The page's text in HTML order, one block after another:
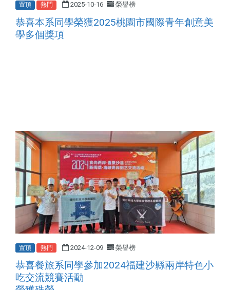
置頂 熱門 2025-10-16 榮譽榜
恭喜本系同學榮獲2025桃園市國際青年創意美
學多個獎項
置頂 熱門 2024-12-09 榮譽榜
恭喜餐旅系同學參加2024福建沙縣兩岸特色小
吃交流競賽活動